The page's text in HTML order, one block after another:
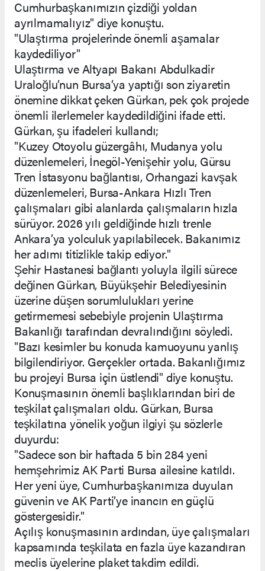
Cumhurbaşkanımızın çizdiği yoldan
ayrılmamalıyız" diye konuştu.
"Ulaştırma projelerinde önemli aşamalar
kaydediliyor"
Ulaştırma ve Altyapı Bakanı Abdulkadir
Uraloğlu’nun Bursa’ya yaptığı son ziyaretin
önemine dikkat çeken Gürkan, pek çok projede
önemli ilerlemeler kaydedildiğini ifade etti.
Gürkan, şu ifadeleri kullandı;
"Kuzey Otoyolu güzergâhı, Mudanya yolu
düzenlemeleri, İnegöl-Yenişehir yolu, Gürsu
Tren İstasyonu bağlantısı, Orhangazi kavşak
düzenlemeleri, Bursa-Ankara Hızlı Tren
çalışmaları gibi alanlarda çalışmaların hızla
sürüyor. 2026 yılı geldiğinde hızlı trenle
Ankara’ya yolculuk yapılabilecek. Bakanımız
her adımı titizlikle takip ediyor."
Şehir Hastanesi bağlantı yoluyla ilgili sürece
değinen Gürkan, Büyükşehir Belediyesinin
üzerine düşen sorumlulukları yerine
getirmemesi sebebiyle projenin Ulaştırma
Bakanlığı tarafından devralındığını söyledi.
"Bazı kesimler bu konuda kamuoyunu yanlış
bilgilendiriyor. Gerçekler ortada. Bakanlığımız
bu projeyi Bursa için üstlendi" diye konuştu.
Konuşmasının önemli başlıklarından biri de
teşkilat çalışmaları oldu. Gürkan, Bursa
teşkilatına yönelik yoğun ilgiyi şu sözlerle
duyurdu:
"Sadece son bir haftada 5 bin 284 yeni
hemşehrimiz AK Parti Bursa ailesine katıldı.
Her yeni üye, Cumhurbaşkanımıza duyulan
güvenin ve AK Parti’ye inancın en güçlü
göstergesidir."
Açılış konuşmasının ardından, üye çalışmaları
kapsamında teşkilata en fazla üye kazandıran
meclis üyelerine plaket takdim edildi.